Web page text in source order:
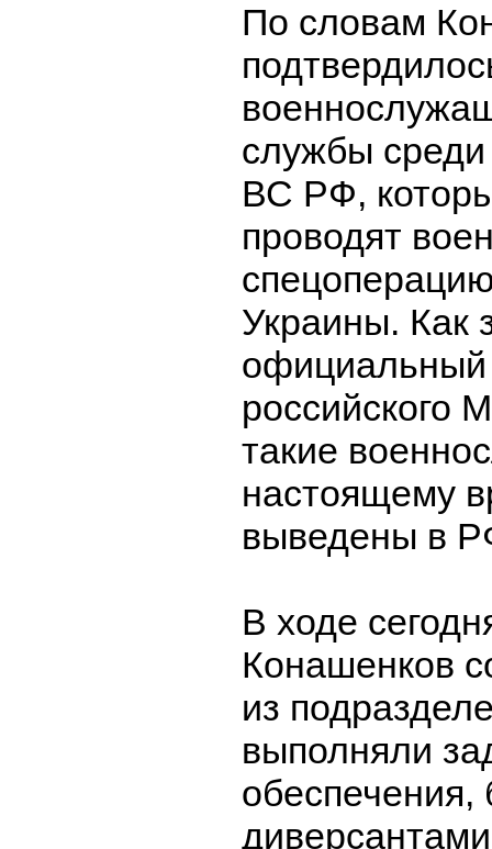
По словам
службы
ВС РФ,
проводят
Украины. Как
официальный
российского
такие
настоящему
выведены в
В ходе
Конашенков
из
выполняли
обеспечения,